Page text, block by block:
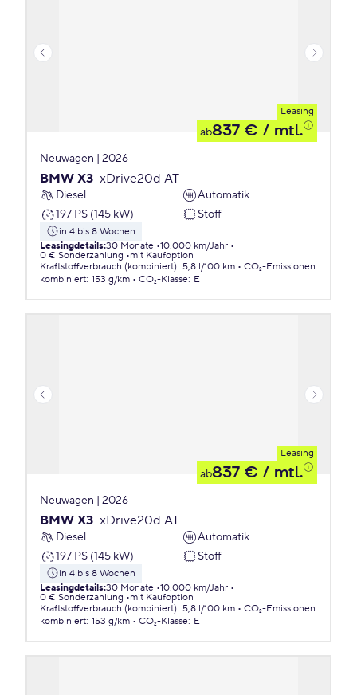
Leasing
ab837 € / mtl.
Neuwagen | 2026
BMW X3 xDrive20d AT
Diesel
Automatik
197 PS (145 kW)
Stoff
in 4 bis 8 Wochen
Leasingdetails:30 Monate 10.000 km/Jahr
0 € Sonderzahlung
mit Kaufoption
Kraftstoffverbrauch (kombiniert): 5,8 l/100 km
CO₂-Emissionen
kombiniert: 153 g/km CO₂-Klasse: E
Leasing
ab837 € / mtl.
Neuwagen | 2026
BMW X3 xDrive20d AT
Diesel
Automatik
197 PS (145 kW)
Stoff
in 4 bis 8 Wochen
Leasingdetails:30 Monate 10.000 km/Jahr
0 € Sonderzahlung
mit Kaufoption
Kraftstoffverbrauch (kombiniert): 5,8 l/100 km
CO₂-Emissionen
kombiniert: 153 g/km CO₂-Klasse: E